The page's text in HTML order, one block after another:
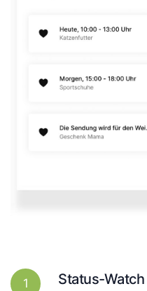
1 Status-Watch